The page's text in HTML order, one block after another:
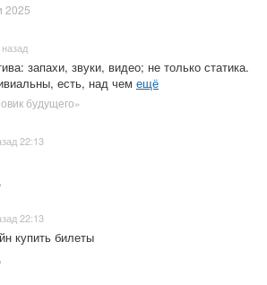
2025
запахи, звуки, видео; не только статика.
есть, над чем ещё
будущего»
22:13
22:13
купить билеты